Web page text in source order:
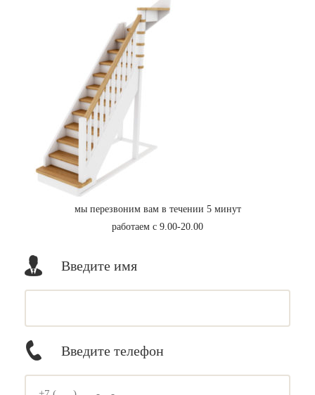
мы перезвоним вам в течении 5 минут
работаем с 9.00-20.00
Введите имя
Введите телефон